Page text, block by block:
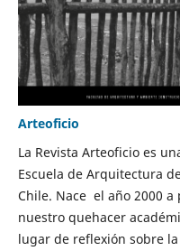
Arteoficio
La Revista Arteoficio es
Escuela de Arquitectura
Chile. Nace el año 2000
nuestro quehacer
lugar de reflexión sobre